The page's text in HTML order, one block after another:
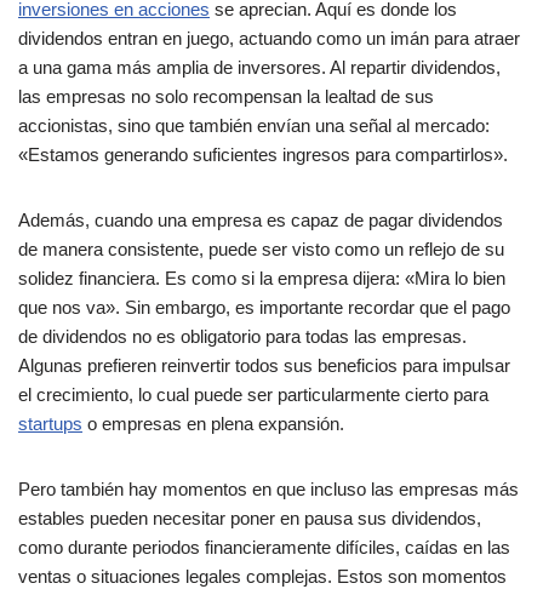
inversiones en acciones se aprecian. Aquí es donde los
dividendos entran en juego, actuando como un imán para atraer
a una gama más amplia de inversores. Al repartir dividendos,
las empresas no solo recompensan la lealtad de sus
accionistas, sino que también envían una señal al mercado:
«Estamos generando suficientes ingresos para compartirlos».
Además, cuando una empresa es capaz de pagar dividendos
de manera consistente, puede ser visto como un reflejo de su
solidez financiera. Es como si la empresa dijera: «Mira lo bien
que nos va». Sin embargo, es importante recordar que el pago
de dividendos no es obligatorio para todas las empresas.
Algunas prefieren reinvertir todos sus beneficios para impulsar
el crecimiento, lo cual puede ser particularmente cierto para
startups o empresas en plena expansión.
Pero también hay momentos en que incluso las empresas más
estables pueden necesitar poner en pausa sus dividendos,
como durante periodos financieramente difíciles, caídas en las
ventas o situaciones legales complejas. Estos son momentos